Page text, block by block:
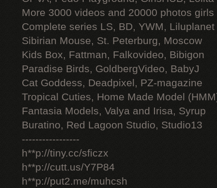
More 3000 videos and 20000 photos
Complete series LS, BD, YWM, Liluplanet
Sibirian Mouse, St. Peterburg, Moscow
Kids Box, Fattman, Falkovideo, Bibigon
Paradise Birds, GoldbergVideo, BabyJ
Cat Goddess, Deadpixel, PZ-magazine
Tropical Cuties, Home Made Model
Fantasia Models, Valya and Irisa, Syrup
Buratino, Red Lagoon Studio, Studio13
-----------------
h**p://tiny.cc/sficzx
h**p://cutt.us/Y7P84
h**p://put2.me/muhcsh